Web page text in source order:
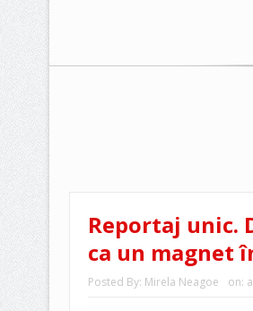
Reportaj unic.
ca un magnet
Posted By: Mirela Neagoe on: